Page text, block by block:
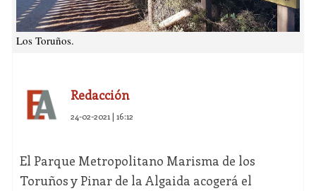
Los Toruños.
Redacción
24-02-2021 | 16:12
El Parque Metropolitano Marisma de los
Toruños y Pinar de la Algaida acogerá el